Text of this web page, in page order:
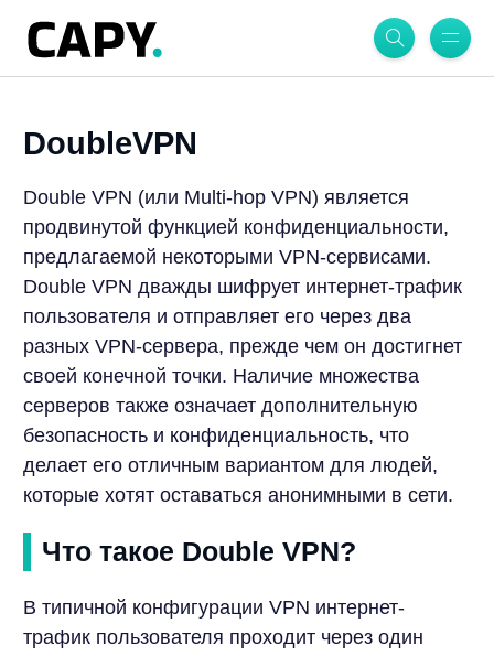
DoubleVPN
Double VPN (или Multi-hop VPN) является
продвинутой функцией конфиденциальности,
предлагаемой некоторыми VPN-сервисами.
Double VPN дважды шифрует интернет-трафик
пользователя и отправляет его через два
разных VPN-сервера, прежде чем он достигнет
своей конечной точки. Наличие множества
серверов также означает дополнительную
безопасность и конфиденциальность, что
делает его отличным вариантом для людей,
которые хотят оставаться анонимными в сети.
Что такое Double VPN?
В типичной конфигурации VPN интернет-
трафик пользователя проходит через один